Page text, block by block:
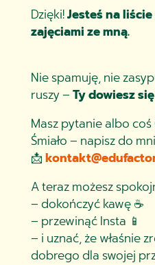
Dzięki!Jesteś na
zajęciami ze mną.
Nie spamuję, nie
ruszy –Ty dowiesz
Masz pytanie albo
Śmiało – napisz do
📩
A teraz możesz
– dokończyć kawę ☕
– przewinąć Insta 📱
– i uznać, że właśnie
dobrego dla swojej